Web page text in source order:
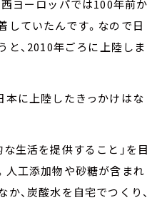
ヨーロッパでは100年前か
していたんです。なので日
と、2010年ごろに上陸しま
に上陸したきっかけはな
生活を提供すること」を目
人工添加物や砂糖が含まれ
、炭酸水を自宅でつくり、